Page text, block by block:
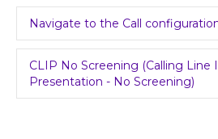
Navigate to the Call
CLIP No Screening (Calling Line
Presentation - No Screening)